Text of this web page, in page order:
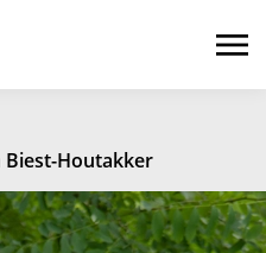
Biest-Houtakker